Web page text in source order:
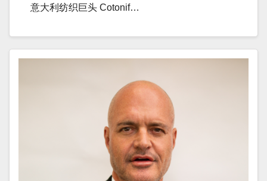
意大利纺织巨头 Cotonif…